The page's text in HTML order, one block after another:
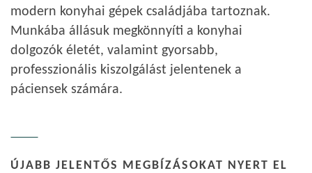
modern konyhai gépek családjába tartoznak.
Munkába állásuk megkönnyíti a konyhai
dolgozók életét, valamint gyorsabb,
professzionális kiszolgálást jelentenek a
páciensek számára.
ÚJABB JELENTŐS MEGBÍZÁSOKAT NYERT EL